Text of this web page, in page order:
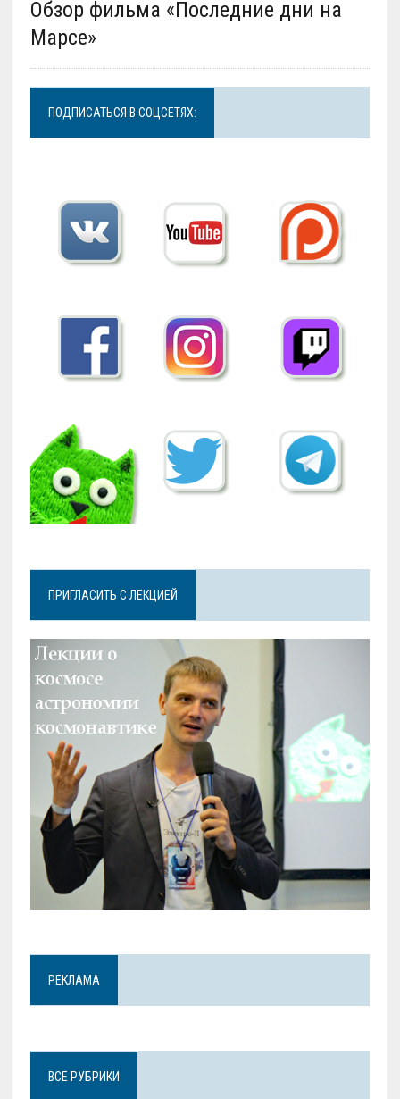
Обзор фильма «Последние дни на
Марсе»
ПОДПИСАТЬСЯ В СОЦСЕТЯХ:
ПРИГЛАСИТЬ С ЛЕКЦИЕЙ
РЕКЛАМА
ВСЕ РУБРИКИ